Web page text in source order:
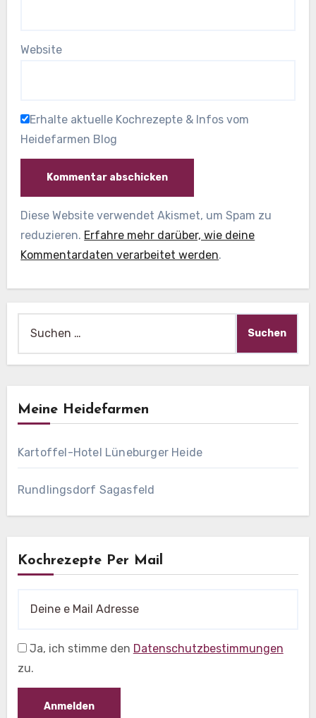
Website
Erhalte aktuelle Kochrezepte & Infos vom
Heidefarmen Blog
Diese Website verwendet Akismet, um Spam zu
reduzieren. Erfahre mehr darüber, wie deine
Kommentardaten verarbeitet werden.
nach:
Meine Heidefarmen
Kartoffel-Hotel Lüneburger Heide
Rundlingsdorf Sagasfeld
Kochrezepte Per Mail
Ja, ich stimme den Datenschutzbestimmungen
zu.